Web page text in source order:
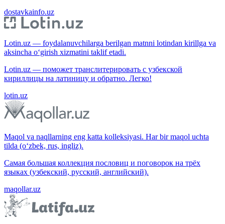
dostavkainfo.uz
Lotin.uz — foydalanuvchilarga berilgan matnni lotindan kirillga va
aksincha o‘girish xizmatini taklif etadi.
Lotin.uz — поможет транслитерировать с узбекской
кириллицы на латиницу и обратно. Легко!
lotin.uz
Maqol va naqllarning eng katta kolleksiyasi. Har bir maqol uchta
tilda (o‘zbek, rus, ingliz).
Самая большая коллекция пословиц и поговорок на трёх
языках (узбекский, русский, английский).
maqollar.uz